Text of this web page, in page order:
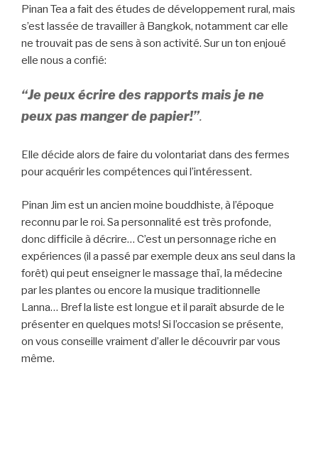
Pinan Tea a fait des études de développement rural, mais
s’est lassée de travailler à Bangkok, notamment car elle
ne trouvait pas de sens à son activité. Sur un ton enjoué
elle nous a confié:
“Je peux écrire des rapports mais je ne
peux pas manger de papier!”.
Elle décide alors de faire du volontariat dans des fermes
pour acquérir les compétences qui l’intéressent.
Pinan Jim est un ancien moine bouddhiste, à l’époque
reconnu par le roi. Sa personnalité est très profonde,
donc difficile à décrire… C’est un personnage riche en
expériences (il a passé par exemple deux ans seul dans la
forêt) qui peut enseigner le massage thaï, la médecine
par les plantes ou encore la musique traditionnelle
Lanna… Bref la liste est longue et il paraît absurde de le
présenter en quelques mots! Si l’occasion se présente,
on vous conseille vraiment d’aller le découvrir par vous
même.